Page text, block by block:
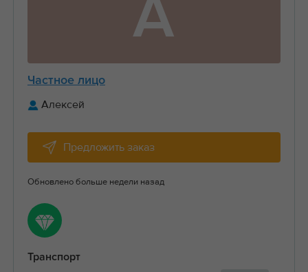
А
Частное лицо
Алексей
Предложить заказ
Обновлено больше недели назад
Транспорт